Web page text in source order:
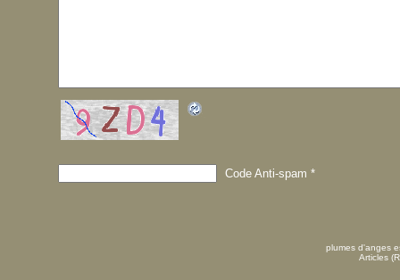
Code Anti-spam *
plumes d'anges
Articles